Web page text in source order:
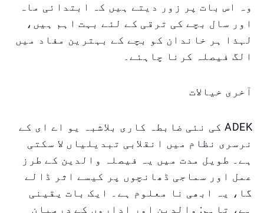
وہ اس بات پر زور دیتے ہیں کہ ابتدائی ماہ
اور سال بچے کی ترقی کے لئے بہت اہم ہیں،
لہذا ہر خاندان کو بچے کے بہترین مفاد میں
الگ فیصلہ کرنا چاہئے۔
آخری خیالات
ADEK کی نئی ضابطہ کاری بلاشبہ یو اے ای کے
نرسری نظام میں انقلابی تبدیلیاں لا سکتی
ہے۔ طویل مدت میں یہ فیصلہ والدین کے طرز
عمل اور سماجی ڈھانچوں پر کیسے اثر ڈالے
گا، یہ ابھی نا معلوم ہے۔ ایک بات یقینی
ہے، تاہم: والدین اور اداروں کے درمیان